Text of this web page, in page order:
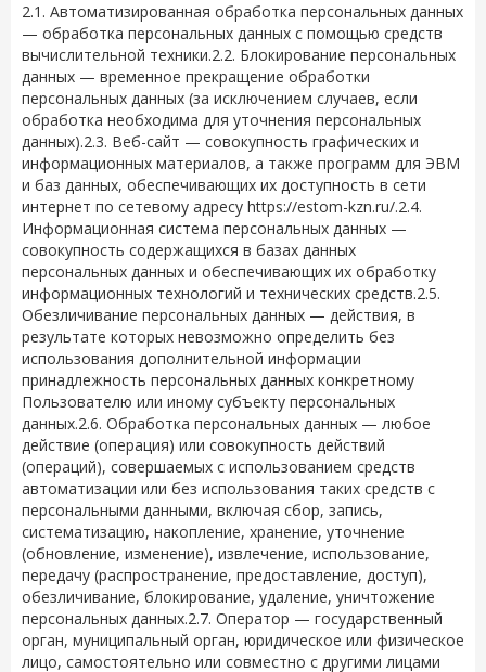
2.1. Автоматизированная обработка персональных данных
— обработка персональных данных с помощью средств
вычислительной техники.2.2. Блокирование персональных
данных — временное прекращение обработки
персональных данных (за исключением случаев, если
обработка необходима для уточнения персональных
данных).2.3. Веб-сайт — совокупность графических и
информационных материалов, а также программ для ЭВМ
и баз данных, обеспечивающих их доступность в сети
интернет по сетевому адресу https://estom-kzn.ru/.2.4.
Информационная система персональных данных —
совокупность содержащихся в базах данных
персональных данных и обеспечивающих их обработку
информационных технологий и технических средств.2.5.
Обезличивание персональных данных — действия, в
результате которых невозможно определить без
использования дополнительной информации
принадлежность персональных данных конкретному
Пользователю или иному субъекту персональных
данных.2.6. Обработка персональных данных — любое
действие (операция) или совокупность действий
(операций), совершаемых с использованием средств
автоматизации или без использования таких средств с
персональными данными, включая сбор, запись,
систематизацию, накопление, хранение, уточнение
(обновление, изменение), извлечение, использование,
передачу (распространение, предоставление, доступ),
обезличивание, блокирование, удаление, уничтожение
персональных данных.2.7. Оператор — государственный
орган, муниципальный орган, юридическое или физическое
лицо, самостоятельно или совместно с другими лицами